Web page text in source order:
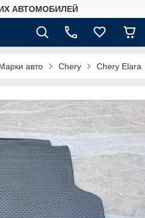
АВТОМОБИЛЕЙ
авто Chery Chery Elara